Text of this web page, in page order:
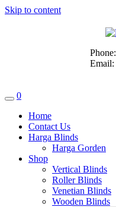
Skip to content
Phone:
Email:
0
Home
Contact Us
Harga Blinds
Harga Gorden
Shop
Vertical Blinds
Roller Blinds
Venetian Blinds
Wooden Blinds